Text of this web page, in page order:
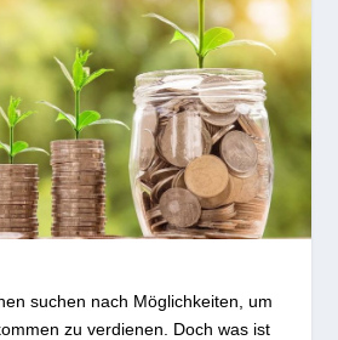
suchen nach Möglichkeiten, um
zu verdienen. Doch was ist